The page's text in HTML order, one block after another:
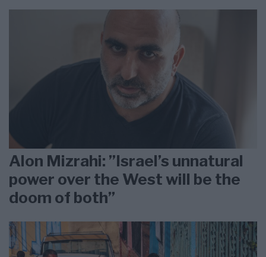
Alon Mizrahi: ”Israel’s unnatural
power over the West will be the
doom of both”